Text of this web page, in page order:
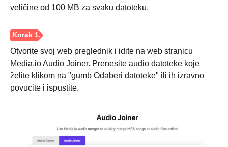
3. korak
veličine od 100 MB za svaku datoteku.
Otvorite svoj web preglednik i idite na web stranicu
Media.io Audio Joiner. Prenesite audio datoteke koje
želite klikom na "gumb Odaberi datoteke" ili ih izravno
povucite i ispustite.